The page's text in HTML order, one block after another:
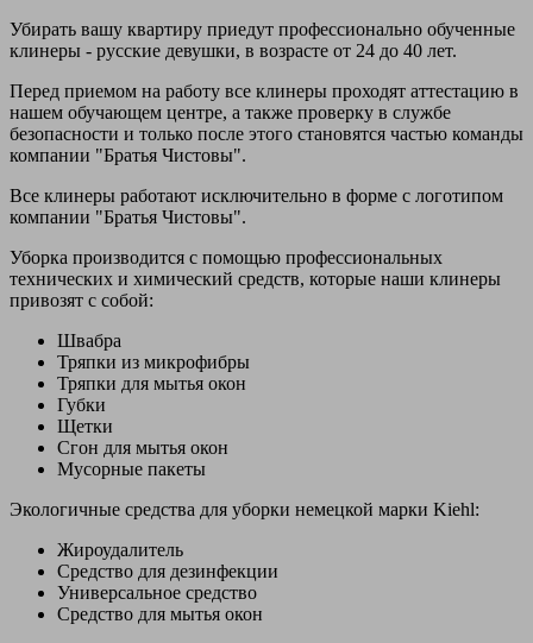
Убирать вашу квартиру приедут профессионально обученные
клинеры - русские девушки, в возрасте от 24 до 40 лет.
Перед приемом на работу все клинеры проходят аттестацию в
нашем обучающем центре, а также проверку в службе
безопасности и только после этого становятся частью команды
компании "Братья Чистовы".
Все клинеры работают исключительно в форме с логотипом
компании "Братья Чистовы".
Уборка производится с помощью профессиональных
технических и химический средств, которые наши клинеры
привозят с собой:
Швабра
Тряпки из микрофибры
Тряпки для мытья окон
Губки
Щетки
Сгон для мытья окон
Мусорные пакеты
Экологичные средства для уборки немецкой марки Kiehl:
Жироудалитель
Средство для дезинфекции
Универсальное средство
Средство для мытья окон